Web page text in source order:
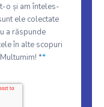
o și am înteles-
ele colectate
a răspunde
în alte scopuri
**